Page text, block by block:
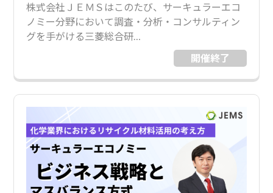
株式会社ＪＥＭＳはこのたび、サーキュラーエコ
ノミー分野において調査・分析・コンサルティン
グを手がける三菱総合研…
開催終了